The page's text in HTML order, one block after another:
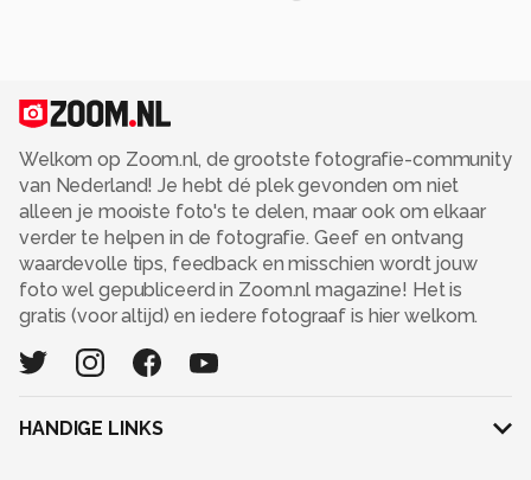
Ik zie boommarters met enige regelmaat, maar nog niet
op de foto :-)
Inmiddels gepensioneerd en geniet van het leven
waarbij fotografie een van de uitdagingen is.
Alle rechten voorbehouden
Welkom op Zoom.nl, de grootste fotografie-community
van Nederland! Je hebt dé plek gevonden om niet
alleen je mooiste foto's te delen, maar ook om elkaar
verder te helpen in de fotografie. Geef en ontvang
waardevolle tips, feedback en misschien wordt jouw
foto wel gepubliceerd in Zoom.nl magazine! Het is
gratis (voor altijd) en iedere fotograaf is hier welkom.
HANDIGE LINKS